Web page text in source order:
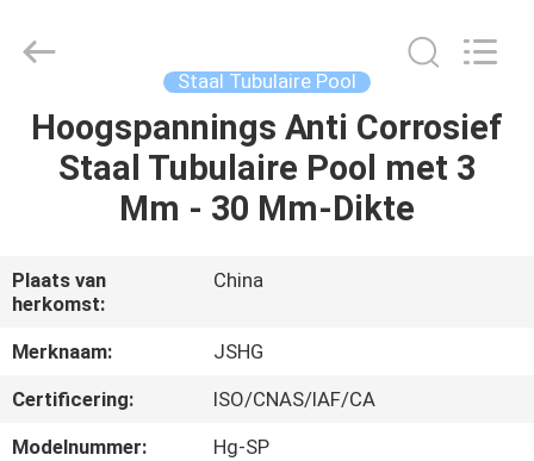
HUIS
PRODUCTEN
VIDEOS
VR-
SHOW
co.,ltd.
Reserved.
Staal Tubulaire Pool
Hoogspannings Anti Corrosief
Staal Tubulaire Pool met 3
Mm - 30 Mm-Dikte
Plaats van
herkomst:
China
Merknaam:
JSHG
Certificering:
ISO/CNAS/IAF/CA
Modelnummer:
Hg-SP